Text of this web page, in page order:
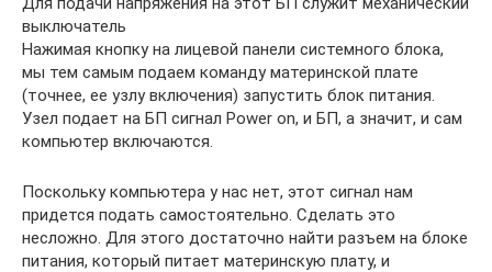
выключатель
Нажимая кнопку на лицевой панели системного блока,
мы тем самым подаем команду материнской плате
(точнее, ее узлу включения) запустить блок питания.
Узел подает на БП сигнал Power on, и БП, а значит, и сам
компьютер включаются.
Поскольку компьютера у нас нет, этот сигнал нам
придется подать самостоятельно. Сделать это
несложно. Для этого достаточно найти разъем на блоке
питания, который питает материнскую плату, и